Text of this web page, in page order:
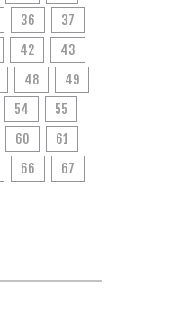
36
37
42
43
48
49
54
55
60
61
66 67